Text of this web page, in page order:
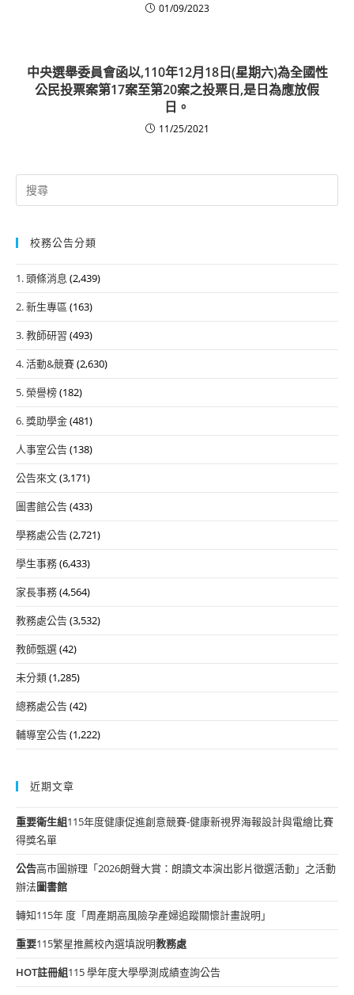
01/09/2023
中央選舉委員會函以,110年12月18日(星期六)為全國性
公民投票案第17案至第20案之投票日,是日為應放假
日。
11/25/2021
Search
for:
校務公告分類
1. 頭條消息 (2,439)
2. 新生專區 (163)
3. 教師研習 (493)
4. 活動&競賽(2,630)
5. 榮譽榜(182)
6. 獎助學金(481)
人事室公告(138)
公告來文(3,171)
圖書館公告(433)
學務處公告(2,721)
學生事務(6,433)
家長事務(4,564)
教務處公告(3,532)
教師甄選(42)
未分類(1,285)
總務處公告(42)
輔導室公告(1,222)
近期文章
重要衛生組115年度健康促進創意競賽-健康新視界海報設計與電繪比賽
得獎名單
公告高市圖辦理「2026朗聲大賞：朗讀文本演出影片徵選活動」之活動
辦法圖書館
轉知115年 度「周產期高風險孕產婦追蹤關懷計畫說明」
重要115繁星推薦校內選填說明教務處
HOT註冊組115 學年度大學學測成績查詢公告